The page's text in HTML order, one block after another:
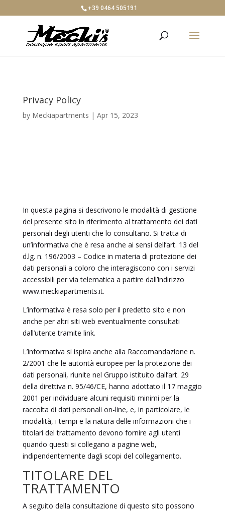
+39 0464 505191
Privacy Policy
by Meckiapartments | Apr 15, 2023
In questa pagina si descrivono le modalità di gestione
del presente sito in riferimento al trattamento dei dati
personali degli utenti che lo consultano. Si tratta di
un’informativa che è resa anche ai sensi dell’art. 13 del
d.lg. n. 196/2003 – Codice in materia di protezione dei
dati personali a coloro che interagiscono con i servizi
accessibili per via telematica a partire dall’indirizzo
www.meckiapartments.it.
L’informativa è resa solo per il predetto sito e non
anche per altri siti web eventualmente consultati
dall’utente tramite link.
L’informativa si ispira anche alla Raccomandazione n.
2/2001 che le autorità europee per la protezione dei
dati personali, riunite nel Gruppo istituito dall’art. 29
della direttiva n. 95/46/CE, hanno adottato il 17 maggio
2001 per individuare alcuni requisiti minimi per la
raccolta di dati personali on-line, e, in particolare, le
modalità, i tempi e la natura delle informazioni che i
titolari del trattamento devono fornire agli utenti
quando questi si collegano a pagine web,
indipendentemente dagli scopi del collegamento.
TITOLARE DEL
TRATTAMENTO
A seguito della consultazione di questo sito possono